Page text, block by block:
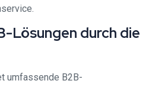
Lösungen durch die
umfassende B2B-